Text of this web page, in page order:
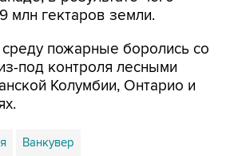
млн гектаров земли.
пожарные боролись со
под контроля лесными
Колумбии, Онтарио и
Ванкувер